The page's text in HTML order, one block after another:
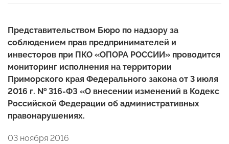
Представительством Бюро по надзору за
соблюдением прав предпринимателей и
инвесторов при ПКО «ОПОРА РОССИИ» проводится
мониторинг исполнения на территории
Приморского края Федерального закона от 3 июля
2016 г. № 316-ФЗ «О внесении изменений в Кодекс
Российской Федерации об административных
правонарушениях.
03 ноября 2016